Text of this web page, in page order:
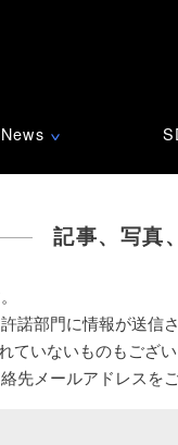
News ∨
記事、写真
諾部門に情報が送信
ていないものもござ
先メールアドレスを